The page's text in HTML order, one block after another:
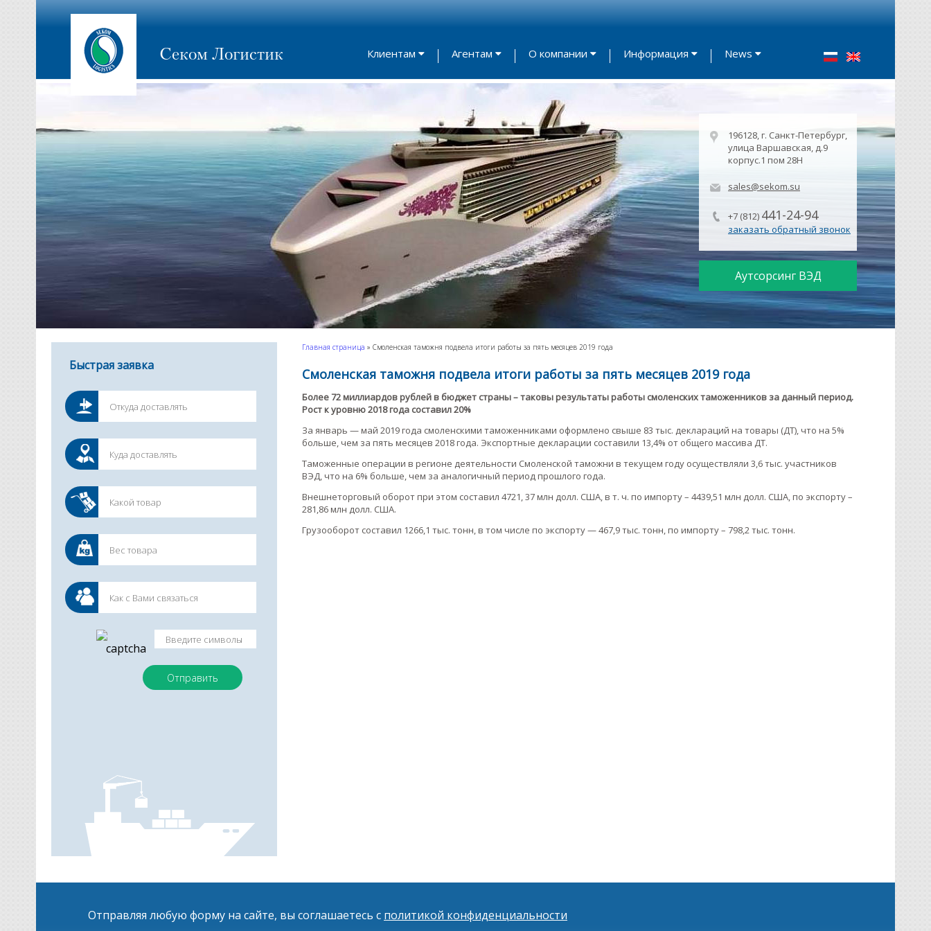
Секом Логистик Клиентам Агентам О компании Информация News
196128, г. Санкт-Петербург,
улица Варшавская, д.9
корпус.1 пом 28Н
sales@sekom.su
+7 (812) 441-24-94
заказать обратный звонок
Аутсорсинг ВЭД
Быстрая заявка
Главная страница » Смоленская таможня подвела итоги работы за пять месяцев 2019 года
Смоленская таможня подвела итоги работы за пять месяцев 2019 года
Более 72 миллиардов рублей в бюджет страны – таковы результаты работы смоленских таможенников за данный период.
Рост к уровню 2018 года составил 20%
За январь — май 2019 года смоленскими таможенниками оформлено свыше 83 тыс. деклараций на товары (ДТ), что на 5%
больше, чем за пять месяцев 2018 года. Экспортные декларации составили 13,4% от общего массива ДТ.
Таможенные операции в регионе деятельности Смоленской таможни в текущем году осуществляли 3,6 тыс. участников
ВЭД, что на 6% больше, чем за аналогичный период прошлого года.
Внешнеторговый оборот при этом составил 4721, 37 млн долл. США, в т. ч. по импорту – 4439,51 млн долл. США, по экспорту –
281,86 млн долл. США.
Грузооборот составил 1266,1 тыс. тонн, в том числе по экспорту — 467,9 тыс. тонн, по импорту – 798,2 тыс. тонн.
Отправляя любую форму на сайте, вы соглашаетесь с политикой конфиденциальности